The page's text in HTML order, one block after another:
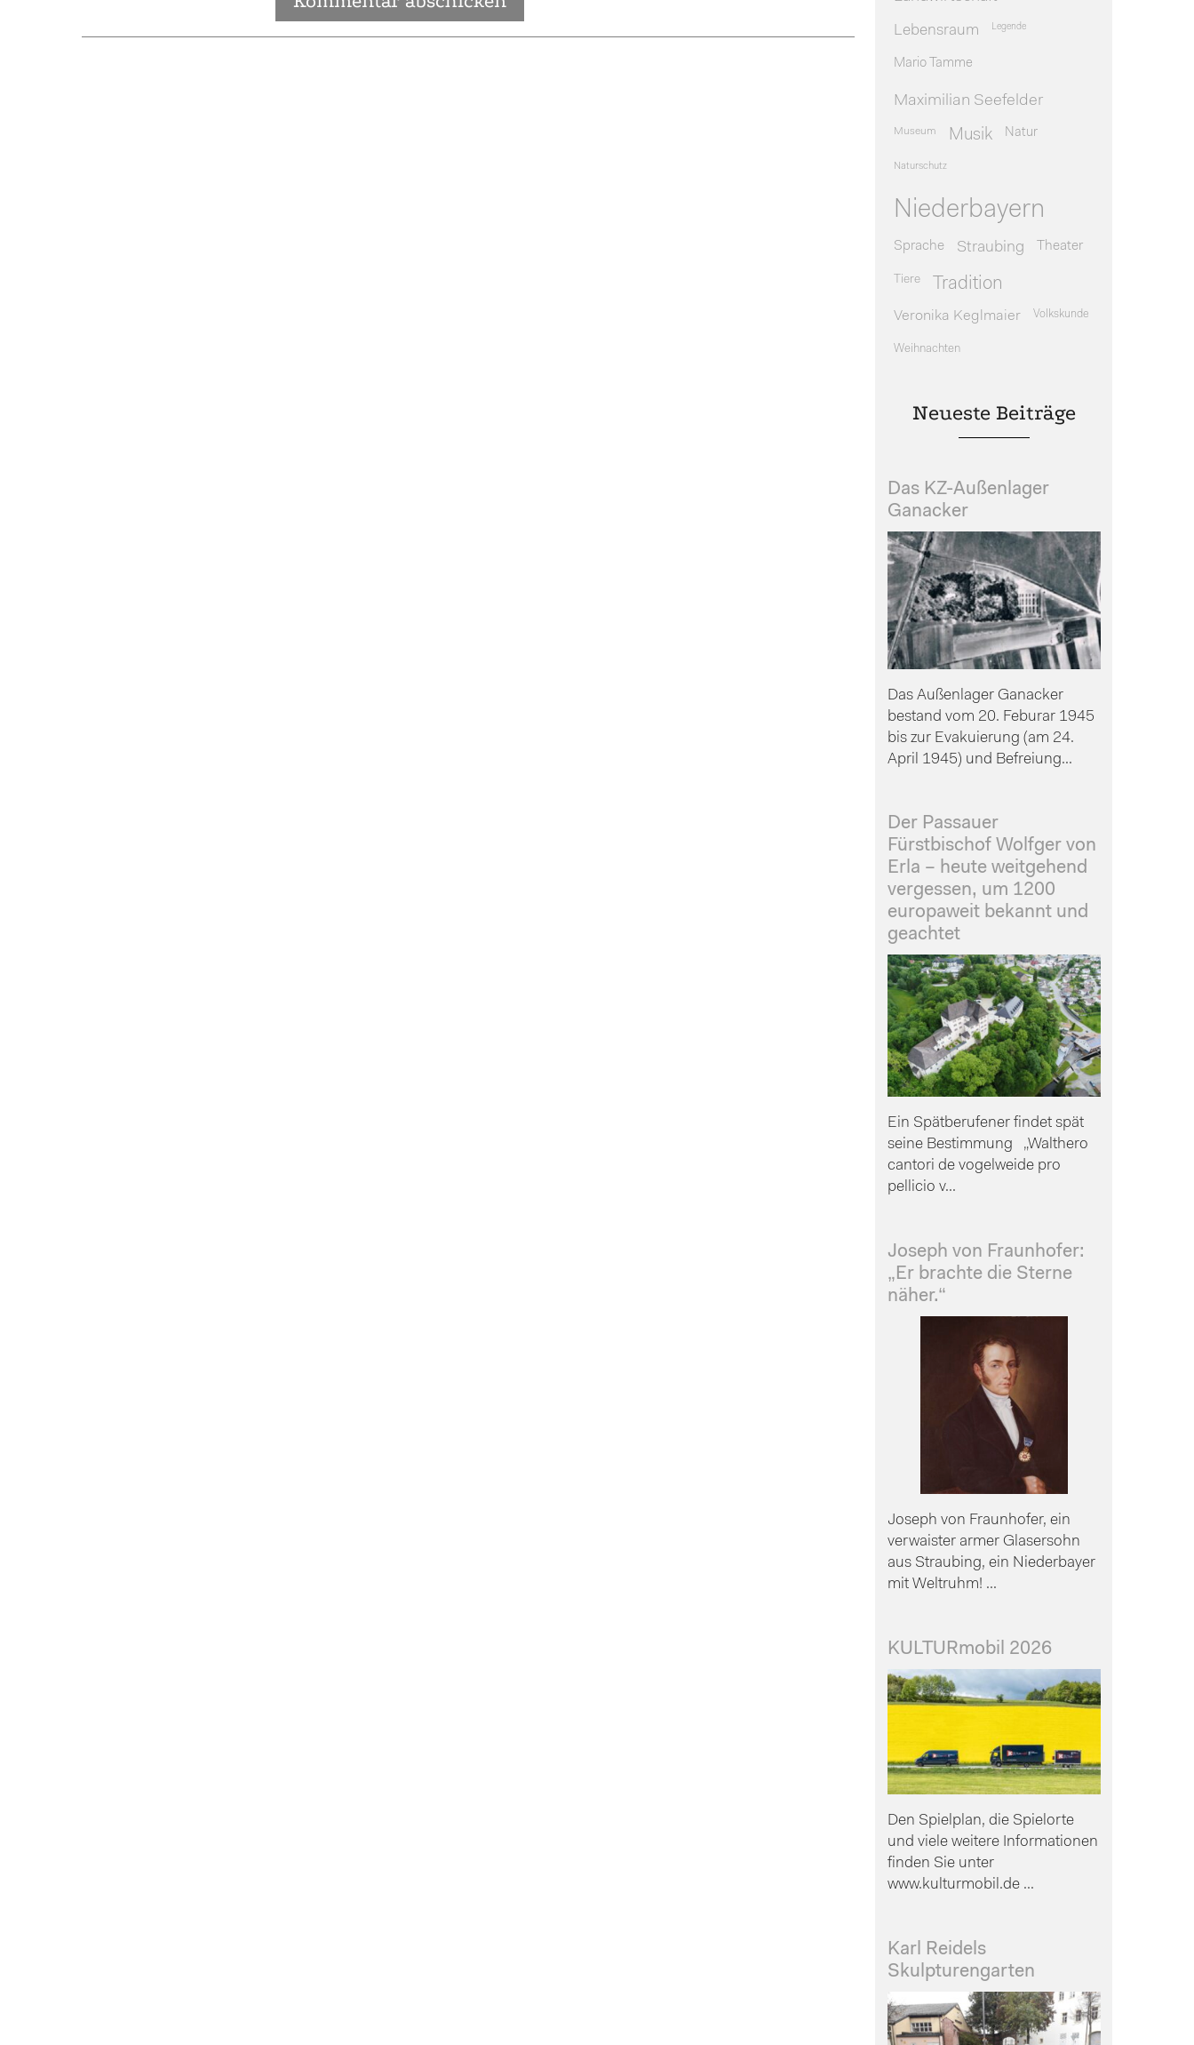
Lebensraum Legende
Mario Tamme
Maximilian Seefelder
Museum Musik Natur
Naturschutz
Niederbayern
Sprache Straubing Theater
Tiere Tradition
Veronika Keglmaier Volkskunde
Weihnachten
Neueste Beiträge
Das KZ-Außenlager
Ganacker
Das Außenlager Ganacker
bestand vom 20. Feburar 1945
bis zur Evakuierung (am 24.
April 1945) und Befreiung...
Der Passauer
Fürstbischof Wolfger von
Erla – heute weitgehend
vergessen, um 1200
europaweit bekannt und
geachtet
Ein Spätberufener findet spät
seine Bestimmung „Walthero
cantori de vogelweide pro
pellicio v...
Joseph von Fraunhofer:
„Er brachte die Sterne
näher.“
Joseph von Fraunhofer, ein
verwaister armer Glasersohn
aus Straubing, ein Niederbayer
mit Weltruhm! ...
KULTURmobil 2026
Den Spielplan, die Spielorte
und viele weitere Informationen
finden Sie unter
www.kulturmobil.de ...
Karl Reidels
Skulpturengarten